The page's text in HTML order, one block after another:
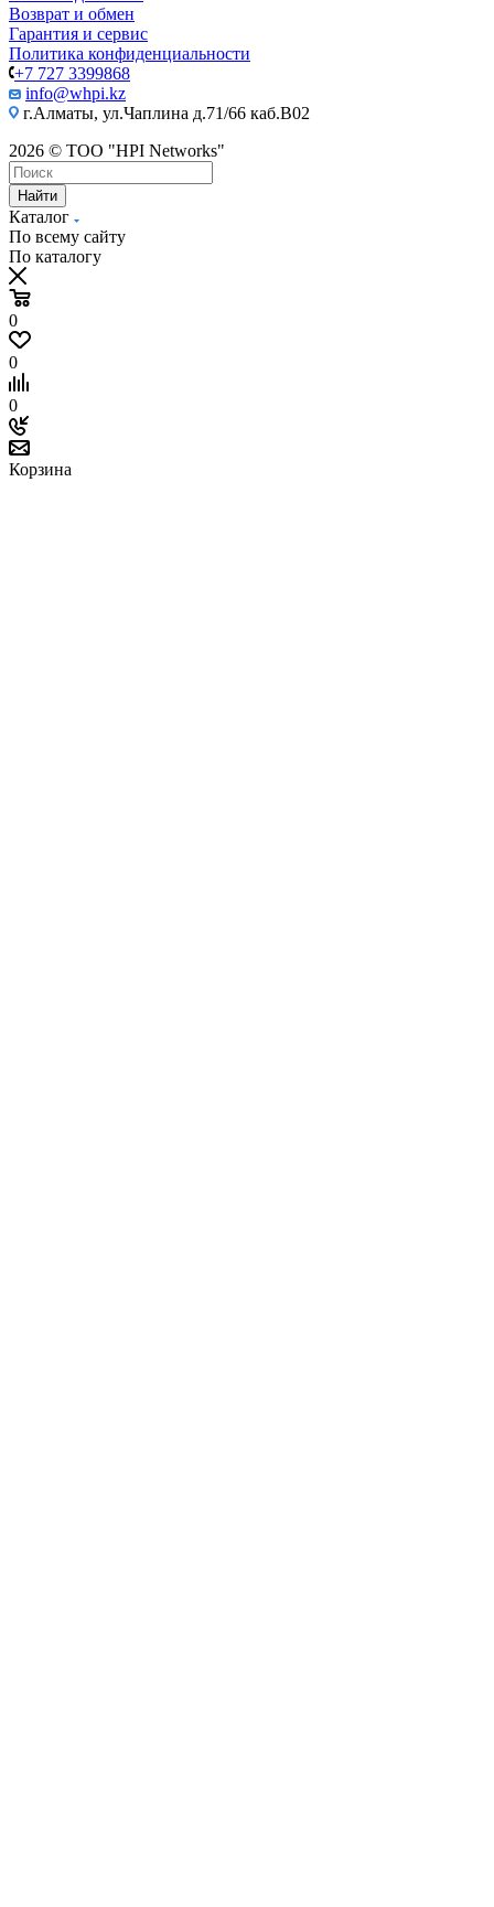
Возврат и обмен
Гарантия и сервис
Политика конфиденциальности
+7 727 3399868
info@whpi.kz
г.Алматы, ул.Чаплина д.71/66 каб.B02
2026 © ТОО "HPI Networks"
Найти
Каталог
По всему сайту
По каталогу
0
0
0
Корзина